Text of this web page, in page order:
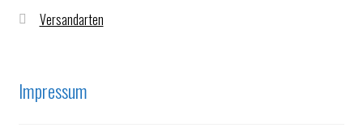
Versandarten
Impressum